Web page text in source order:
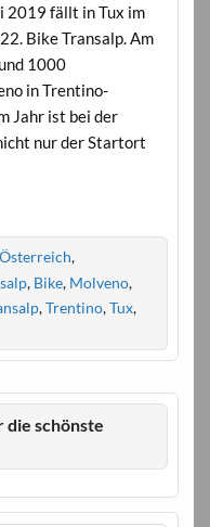
2019 fällt in Tux im
Bike Transalp. Am
1000
in Trentino-
Jahr ist bei der
nur der Startort
Österreich,
, Bike, Molveno,
,Trentino,Tux,
die schönste